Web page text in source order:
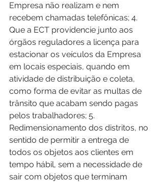
Empresa não realizam e nem
recebem chamadas telefônicas; 4.
Que a ECT providencie junto aos
órgãos reguladores a licença para
estacionar os veículos da Empresa
em locais especiais, quando em
atividade de distribuição e coleta,
como forma de evitar as multas de
trânsito que acabam sendo pagas
pelos trabalhadores; 5.
Redimensionamento dos distritos, no
sentido de permitir a entrega de
todos os objetos aos clientes em
tempo hábil, sem a necessidade de
sair com objetos que terminam